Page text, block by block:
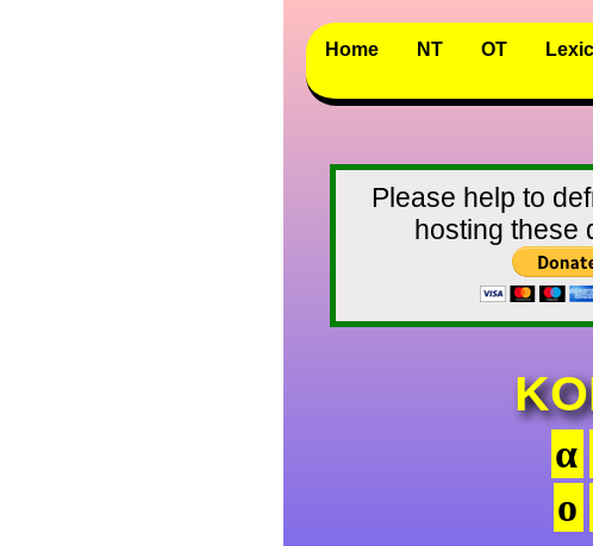
Home NT OT
Please help to
hosting these
α
ο